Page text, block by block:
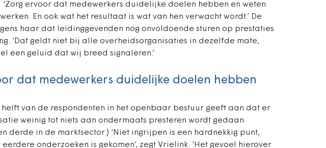
‘Zorg ervoor dat medewerkers duidelijke doelen hebben en weten
En ook wat het resultaat is wat van hen verwacht wordt.’ De
haar dat leidinggevenden nog onvoldoende sturen op prestaties
‘Dat geldt niet bij alle overheidsorganisaties in dezelfde mate,
een geluid dat wij breed signaleren.’
dat medewerkers duidelijke doelen hebben
helft van de respondenten in het openbaar bestuur geeft aan dat er
weinig tot niets aan ondermaats presteren wordt gedaan
derde in de marktsector.) ‘Niet ingrijpen is een hardnekkig punt,
onderzoeken is gekomen’, zegt Vrielink. ‘Het gevoel hierover